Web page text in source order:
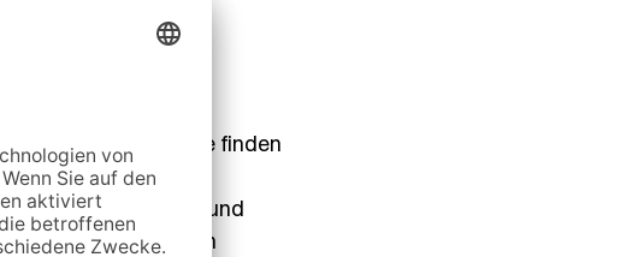
Sie!
handelt, Sie finden
Transport Unsere
Kundenwünsche und
unserer Kunden